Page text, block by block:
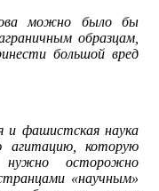
можно было бы
образцам,
большой вред
и фашистская наука
агитацию, которую
нужно осторожно
«научным»